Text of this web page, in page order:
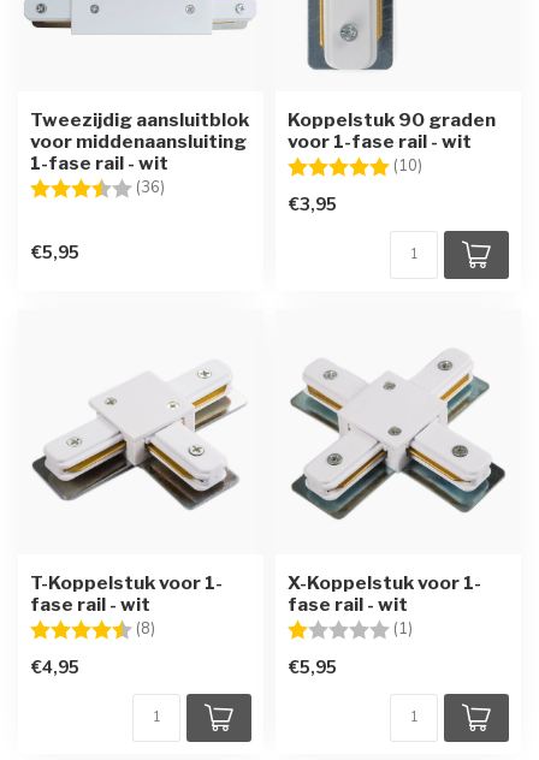
Tweezijdig aansluitblok
voor middenaansluiting
1-fase rail - wit
Beoordeling: (36)
€5,95
Koppelstuk 90 graden
voor 1-fase rail - wit
Beoordeling: (10)
€3,95
T-Koppelstuk voor 1-
fase rail - wit
Beoordeling: (8)
€4,95
X-Koppelstuk voor 1-
fase rail - wit
Beoordeling: (1)
€5,95